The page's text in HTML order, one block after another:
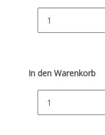
In den Warenkorb